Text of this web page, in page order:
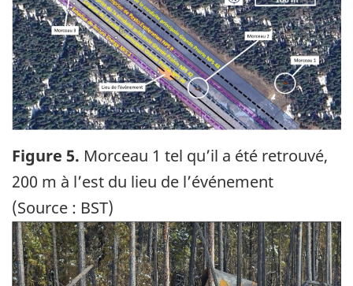
Figure 5. Morceau 1 tel qu’il a été retrouvé,
200 m à l’est du lieu de l’événement
(Source : BST)
Image